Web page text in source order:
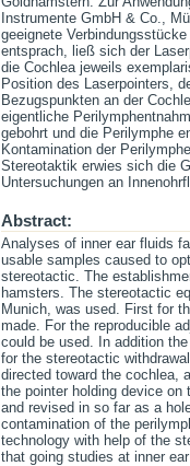
Instrumente GmbH & Co.,
geeignete
entsprach, ließ sich der
die Cochlea jeweils
Position des Laserpointers,
Bezugspunkten an der
eigentliche
gebohrt und die Perilymphe
Kontamination der
Stereotaktik erwies sich die
Untersuchungen an
Abstract:
Analyses of inner ear fluids
usable samples caused to
stereotactic. The
hamsters. The stereotactic
Munich, was used. First for
made. For the reproducible
could be used. In addition
for the stereotactic
directed toward the cochlea,
the pointer holding device on
and revised in so far as a
contamination of the
technology with help of the
that going studies at inner